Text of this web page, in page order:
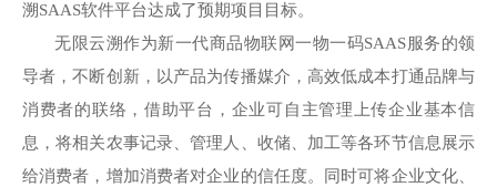
溯SAAS软件平台达成了预期项目目标。
无限云溯作为新一代商品物联网一物一码SAAS服务的领
导者，不断创新，以产品为传播媒介，高效低成本打通品牌与
消费者的联络，借助平台，企业可自主管理上传企业基本信
息，将相关农事记录、管理人、收储、加工等各环节信息展示
给消费者，增加消费者对企业的信任度。同时可将企业文化、